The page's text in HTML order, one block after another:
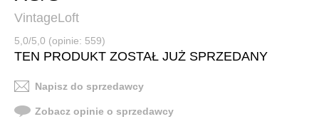
VintageLoft
5,0/5,0 (opinie: 559)
TEN PRODUKT ZOSTAŁ JUŻ SPRZEDANY
Napisz do sprzedawcy
Zobacz opinie o sprzedawcy